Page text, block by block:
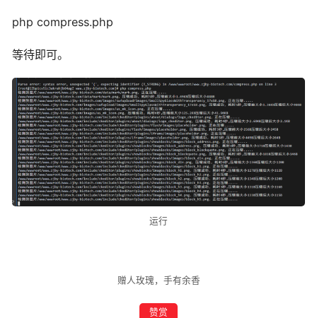
php compress.php
等待即可。
运行
赠人玫瑰，手有余香
赞赏